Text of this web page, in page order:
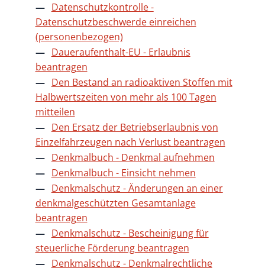
Datenschutzkontrolle -
Datenschutzbeschwerde einreichen
(personenbezogen)
Daueraufenthalt-EU - Erlaubnis
beantragen
Den Bestand an radioaktiven Stoffen mit
Halbwertszeiten von mehr als 100 Tagen
mitteilen
Den Ersatz der Betriebserlaubnis von
Einzelfahrzeugen nach Verlust beantragen
Denkmalbuch - Denkmal aufnehmen
Denkmalbuch - Einsicht nehmen
Denkmalschutz - Änderungen an einer
denkmalgeschützten Gesamtanlage
beantragen
Denkmalschutz - Bescheinigung für
steuerliche Förderung beantragen
Denkmalschutz - Denkmalrechtliche